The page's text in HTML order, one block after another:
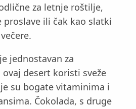
za letnje roštilje,
proslave ili čak kao slatki
jednostavan za
desert koristi sveže
su bogate vitaminima i
Čokolada, s druge